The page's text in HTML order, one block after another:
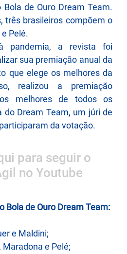
de Ouro Dream Team.
três brasileiros compõem o
Pelé.
pandemia, a revista foi
sua premiação anual da
que elege os melhores da
realizou a premiação
melhores de todos os
do Dream Team, um júri de
da votação.
para seguir o
no Youtube
Bola de Ouro Dream Team:
e Maldini;
e Pelé;